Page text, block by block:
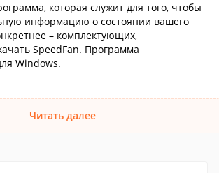
которая служит для того, чтобы
информацию о состоянии вашего
– комплектующих,
SpeedFan. Программа
Windows.
Читать далее